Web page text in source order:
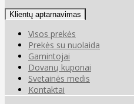
Klientų aptarnavimas
Visos prekės
Prekės su nuolaida
Gamintojai
Dovanų kuponai
Svetainės medis
Kontaktai